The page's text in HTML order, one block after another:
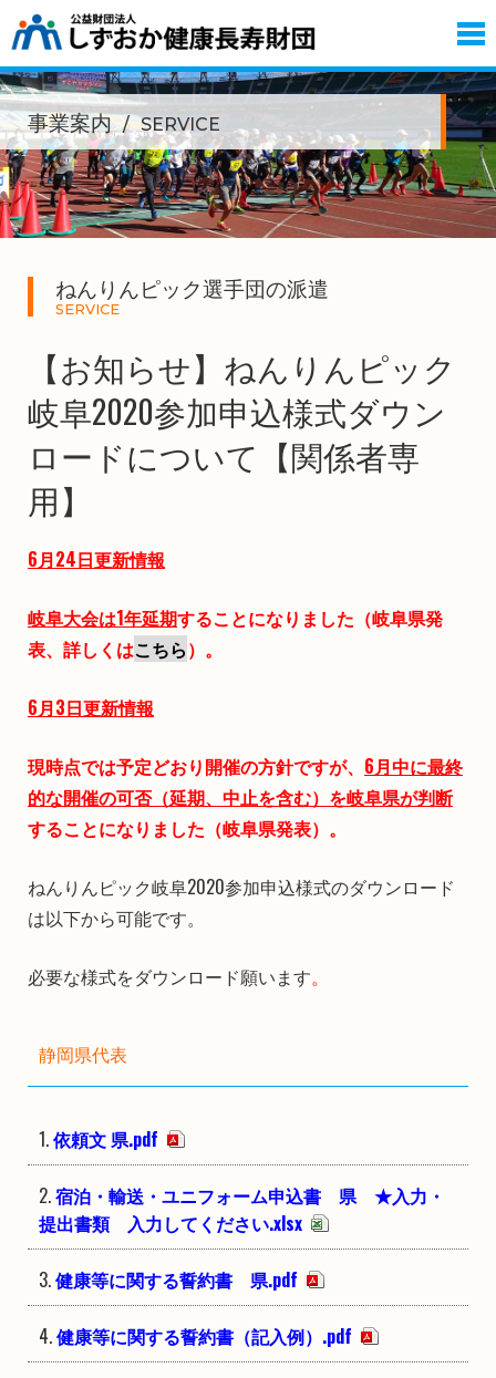
事業案内 SERVICE
ねんりんピック選手団の派遣
SERVICE
【お知らせ】ねんりんピック
岐阜2020参加申込様式ダウン
ロードについて【関係者専
用】
6月24日更新情報
岐阜大会は1年延期することになりました（岐阜県発
表、詳しくはこちら）。
6月3日更新情報
現時点では予定どおり開催の方針ですが、 6月中に最終
的な開催の可否（延期、中止を含む）を岐阜県が判断
することになりました（岐阜県発表）。
ねんりんピック岐阜2020参加申込様式のダウンロード
は以下から可能です。
必要な様式をダウンロード願います。
静岡県代表
依頼文 県.pdf
宿泊・輸送・ユニフォーム申込書 県 ★入力・
提出書類 入力してください.xlsx
健康等に関する誓約書 県.pdf
健康等に関する誓約書（記入例）.pdf